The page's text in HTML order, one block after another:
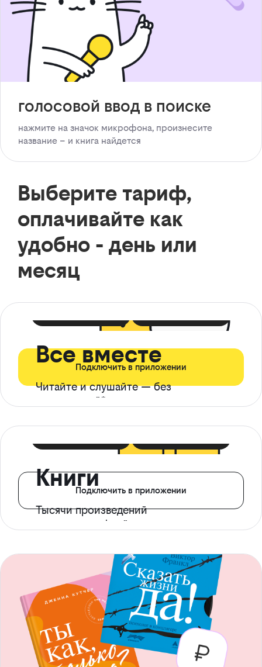
голосовой ввод в поиске
нажмите на значок микрофона, произнесите
название – и книга найдется
Выберите тариф,
оплачивайте как
удобно - день или
месяц
Все вместе
Читайте и слушайте — без
ограничений*
Подключить в приложении
Книги
Тысячи произведений
с доступом офлайн
Подключить в приложении